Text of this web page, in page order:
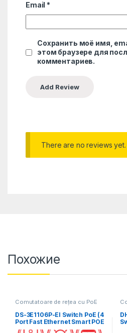
Email *
Сохранить моё имя,
этом браузере для
комментариев.
There are no reviews yet.
Похожие
Comutatoare de rețea cu PoE
DS-3E1106P-EI Switch PoE (4
Port Fast Ethernet Smart POE
Switch + 2 RJ45 port)